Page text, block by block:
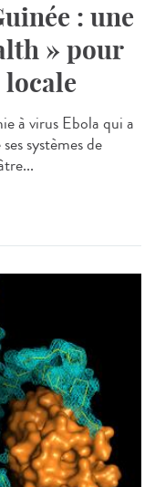
: une
» pour
locale
à virus Ebola qui a
systèmes de